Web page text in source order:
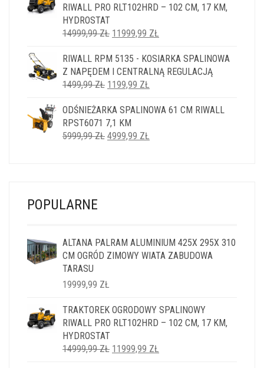
RIWALL PRO RLT102HRD – 102 CM, 17 KM,
HYDROSTAT
14999,99ZŁ PIERWOTNA
WYNOSIŁA:
14999,99 ZŁ.
11999,99 ZŁ
WYNOSI:
11999,99 ZŁ.
RIWALL RPM 5135 - KOSIARKA SPALINOWA
Z NAPĘDEM I CENTRALNĄ REGULACJĄ
1499,99ZŁ PIERWOTNA
WYNOSIŁA:
1499,99 ZŁ.
1199,99 ZŁ
WYNOSI:
ODŚNIEŻARKA SPALINOWA 61 CM RIWALL
RPST6071 7,1 KM
5999,99ZŁ PIERWOTNA
4999,99 ZŁ
POPULARNE
ALTANA PALRAM ALUMINIUM 425X 295X 310
CM OGRÓD ZIMOWY WIATA ZABUDOWA
TARASU
19999,99 ZŁ
TRAKTOREK OGRODOWY SPALINOWY
RIWALL PRO RLT102HRD – 102 CM, 17 KM,
HYDROSTAT
14999,99ZŁ PIERWOTNA
11999,99 ZŁ